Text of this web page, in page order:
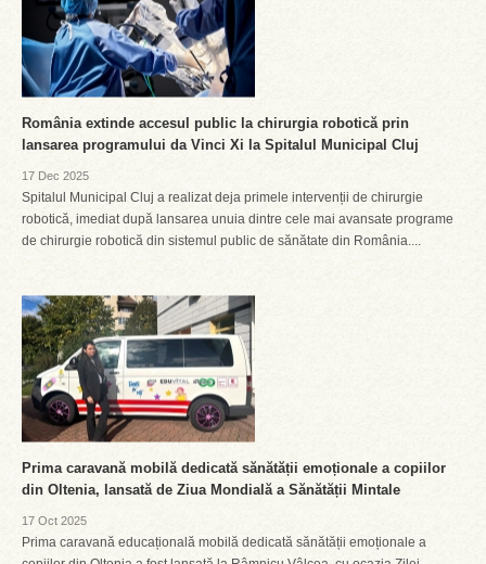
România extinde accesul public la chirurgia robotică prin
lansarea programului da Vinci Xi la Spitalul Municipal Cluj
17 Dec 2025
Spitalul Municipal Cluj a realizat deja primele intervenții de chirurgie
robotică, imediat după lansarea unuia dintre cele mai avansate programe
de chirurgie robotică din sistemul public de sănătate din România....
Prima caravană mobilă dedicată sănătății emoționale a copiilor
din Oltenia, lansată de Ziua Mondială a Sănătății Mintale
17 Oct 2025
Prima caravană educațională mobilă dedicată sănătății emoționale a